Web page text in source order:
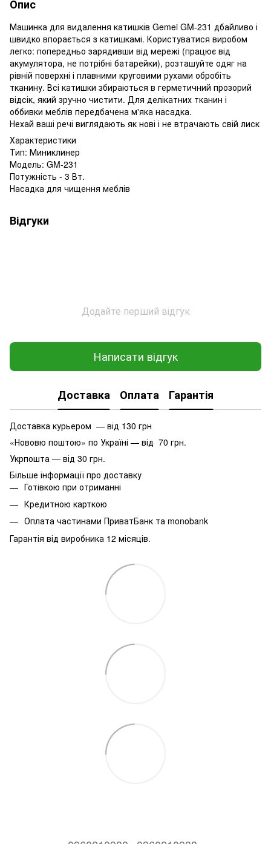
Опис
Машинка для видалення катишків Gemei GM-231 дбайливо і
швидко впорається з катишкамі. Користуватися виробом
легко: попередньо зарядивши від мережі (працює від
акумулятора, не потрібні батарейки), розташуйте одяг на
рівній поверхні і плавними круговими рухами обробіть
тканину. Всі катишки збираються в герметичний прозорий
відсік, який зручно чистити. Для делікатних тканин і
оббивки меблів передбачена м'яка насадка.
Нехай ваші речі виглядають як нові і не втрачають свій лиск
Характеристики
Тип: Миниклинер
Модель: GM-231
Потужність - 3 Вт.
Насадка для чищення меблів
Відгуки
Додайте перший відгук
Написати відгук
Доставка Оплата Гарантія
Доставка курьером — від 130 грн
«Нововю поштою» по Україні — від 70 грн.
Укрпошта — від 30 грн.
Більше інформації про доставку
Готівкою при отриманні
Кредитною карткою
Оплата частинами ПриватБанк та monobank
Гарантія від виробника 12 місяців.